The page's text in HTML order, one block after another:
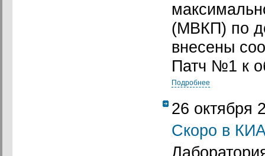
(МВКП) по
внесены
Патч №1 к
Подробнее
26 октября
Скоро в